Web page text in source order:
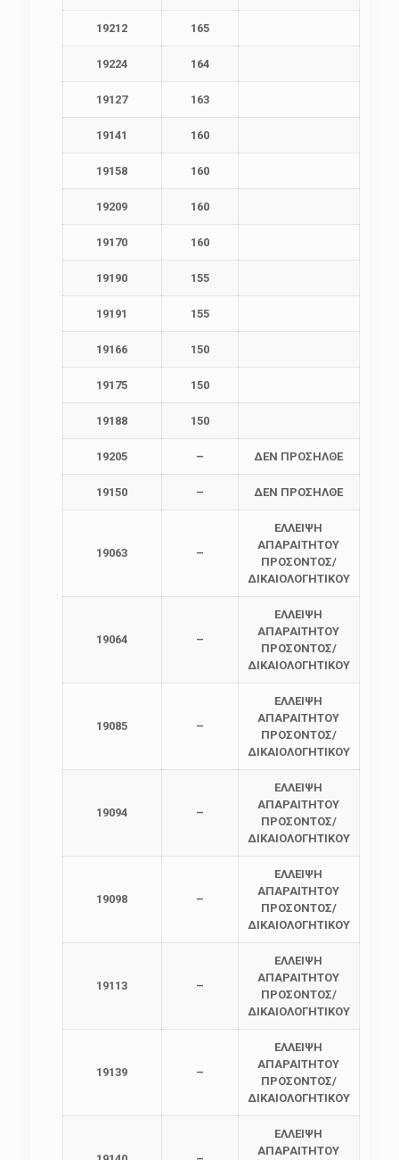
19212 165
19224 164
19127 163
19141 160
19158 160
19209 160
19170 160
19190 155
19191 155
19166 150
19175 150
19188 150
19205 – ΔΕΝ ΠΡΟΣΗΛΘΕ
19150 – ΔΕΝ ΠΡΟΣΗΛΘΕ
19063 –
ΕΛΛΕΙΨΗ
ΑΠΑΡΑΙΤΗΤΟΥ
ΠΡΟΣΟΝΤΟΣ/
ΔΙΚΑΙΟΛΟΓΗΤΙΚΟΥ
19064 –
ΕΛΛΕΙΨΗ
ΑΠΑΡΑΙΤΗΤΟΥ
ΠΡΟΣΟΝΤΟΣ/
ΔΙΚΑΙΟΛΟΓΗΤΙΚΟΥ
19085 –
ΕΛΛΕΙΨΗ
ΑΠΑΡΑΙΤΗΤΟΥ
ΠΡΟΣΟΝΤΟΣ/
ΔΙΚΑΙΟΛΟΓΗΤΙΚΟΥ
19094 –
ΕΛΛΕΙΨΗ
ΑΠΑΡΑΙΤΗΤΟΥ
ΠΡΟΣΟΝΤΟΣ/
ΔΙΚΑΙΟΛΟΓΗΤΙΚΟΥ
19098 –
ΕΛΛΕΙΨΗ
ΑΠΑΡΑΙΤΗΤΟΥ
ΠΡΟΣΟΝΤΟΣ/
ΔΙΚΑΙΟΛΟΓΗΤΙΚΟΥ
19113 –
ΕΛΛΕΙΨΗ
ΑΠΑΡΑΙΤΗΤΟΥ
ΠΡΟΣΟΝΤΟΣ/
ΔΙΚΑΙΟΛΟΓΗΤΙΚΟΥ
19139 –
ΕΛΛΕΙΨΗ
ΑΠΑΡΑΙΤΗΤΟΥ
ΠΡΟΣΟΝΤΟΣ/
ΔΙΚΑΙΟΛΟΓΗΤΙΚΟΥ
ΕΛΛΕΙΨΗ
ΑΠΑΡΑΙΤΗΤΟΥ